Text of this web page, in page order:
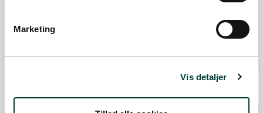
Marketing
Vis detaljer
P-plads
Fra forrige:0 km Samlet:0,0 km